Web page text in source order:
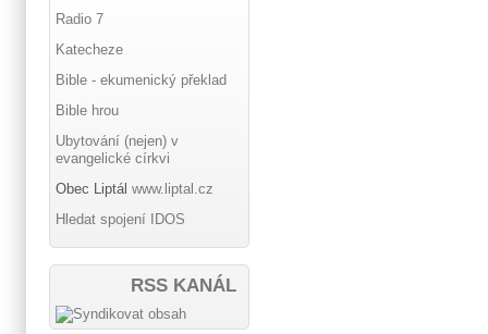
Radio 7
Katecheze
Bible - ekumenický překlad
Bible hrou
Ubytování (nejen) v
evangelické církvi
Obec Liptál www.liptal.cz
Hledat spojení IDOS
RSS KANÁL